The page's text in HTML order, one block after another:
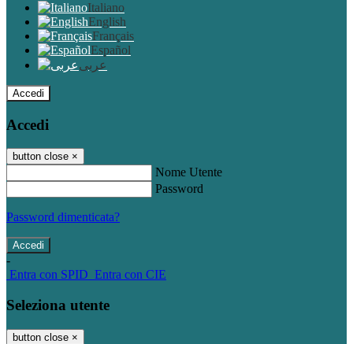
Italiano
English
Français
Español
عربى
Accedi
Accedi
button close ×
Nome Utente
Password
Password dimenticata?
-
Entra con SPID Entra con CIE
Seleziona utente
button close ×